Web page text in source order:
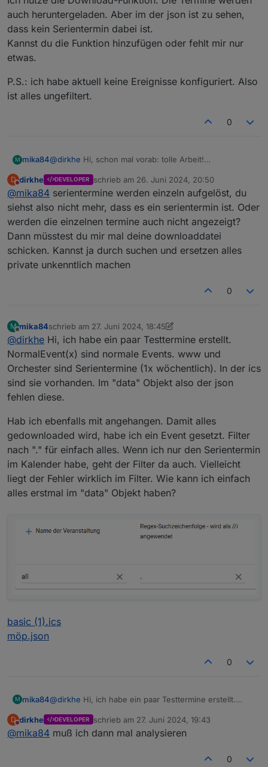
            if (s != null)
                clearSchedule(s);
            if (timeStr) {
s = schedule(new Date(new
                    s = null;
            }
        }
on({ id: dpID, change: "ne" },
    }
webCalAlert("0_userdata.0.example_state",
auch heruntergeladen. Aber im der json ist zu sehen,
dass kein Serientermin dabei ist.
Kannst du die Funktion hinzufügen oder fehlt mir nur
etwas.
P.S.: ich habe aktuell keine Ereignisse konfiguriert. Also
ist alles ungefiltert.
0
M mika84@dirkhe Hi, schon mal vorab: tolle Arbeit!
Ich nutze die Download-Funktion. Die Termine werden
auch heruntergeladen. Aber im der json ist zu sehen,
dass kein Serientermin dabei ist.
Kannst du die Funktion hinzufügen oder fehlt mir nur
etwas.
P.S.: ich habe aktuell keine Ereignisse konfiguriert.
Also ist alles ungefiltert.
D
Nicht stören
dirkhe DEVELOPER schrieb am 26. Juni 2024, 20:50
zuletzt editiert von
@mika84 serientermine werden einzeln aufgelöst, du
siehst also nicht mehr, dass es ein serientermin ist. Oder
werden die einzelnen termine auch nicht angezeigt?
Dann müsstest du mir mal deine downloaddatei
schicken. Kannst ja durch suchen und ersetzen alles
private unkenntlich machen
0
M
Offline
mika84schrieb am 27. Juni 2024, 18:45
zuletzt editiert von mika84
@dirkhe Hi, ich habe ein paar Testtermine erstellt.
NormalEvent(x) sind normale Events. www und
Orchester sind Serientermine (1x wöchentlich). In der ics
sind sie vorhanden. Im "data" Objekt also der json
fehlen diese.
Hab ich ebenfalls mit angehangen. Damit alles
gedownloaded wird, habe ich ein Event gesetzt. Filter
nach "." für einfach alles. Wenn ich nur den Serientermin
im Kalender habe, geht der Filter da auch. Vielleicht
liegt der Fehler wirklich im Filter. Wie kann ich einfach
alles erstmal im "data" Objekt haben?
basic (1).ics
möp.json
0
M mika84@dirkhe Hi, ich habe ein paar Testtermine erstellt.
Orchester sind Serientermine (1x wöchentlich). In der
ics sind sie vorhanden. Im "data" Objekt also der json
Hab ich ebenfalls mit angehangen. Damit alles
gedownloaded wird, habe ich ein Event gesetzt. Filter
Serientermin im Kalender habe, geht der Filter da
D
Nicht stören
dirkhe DEVELOPER schrieb am 27. Juni 2024, 19:43
zuletzt editiert von
@mika84 muß ich dann mal analysieren
0